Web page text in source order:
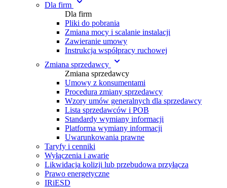
Dla firm
Dla firm
Pliki do pobrania
Zmiana mocy i scalanie instalacji
Zawieranie umowy
Instrukcja współpracy ruchowej
Zmiana sprzedawcy
Zmiana sprzedawcy
Umowy z konsumentami
Procedura zmiany sprzedawcy
Wzory umów generalnych dla sprzedawcy
Lista sprzedawców i POB
Standardy wymiany informacji
Platforma wymiany informacji
Uwarunkowania prawne
Taryfy i cenniki
Wyłączenia i awarie
Likwidacja kolizji lub przebudowa przyłącza
Prawo energetyczne
IRiESD